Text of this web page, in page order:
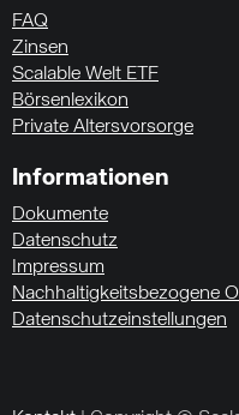
FAQ
Zinsen
Scalable Welt ETF
Börsenlexikon
Private Altersvorsorge
Informationen
Dokumente
Datenschutz
Impressum
Nachhaltigkeitsbezogene
Datenschutzeinstellungen